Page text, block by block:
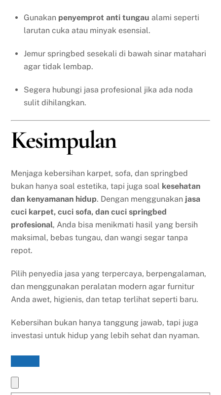
Gunakan penyemprot anti tungau alami seperti
larutan cuka atau minyak esensial.
Jemur springbed sesekali di bawah sinar matahari
agar tidak lembap.
Segera hubungi jasa profesional jika ada noda
sulit dihilangkan.
Kesimpulan
Menjaga kebersihan karpet, sofa, dan springbed
bukan hanya soal estetika, tapi juga soal kesehatan
dan kenyamanan hidup. Dengan menggunakan jasa
cuci karpet, cuci sofa, dan cuci springbed
profesional, Anda bisa menikmati hasil yang bersih
maksimal, bebas tungau, dan wangi segar tanpa
repot.
Pilih penyedia jasa yang terpercaya, berpengalaman,
dan menggunakan peralatan modern agar furnitur
Anda awet, higienis, dan tetap terlihat seperti baru.
Kebersihan bukan hanya tanggung jawab, tapi juga
investasi untuk hidup yang lebih sehat dan nyaman.